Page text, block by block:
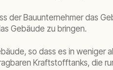
der Bauunternehmer das
Gebäude zu bringen.
so dass es in
Kraftstofftanks, die